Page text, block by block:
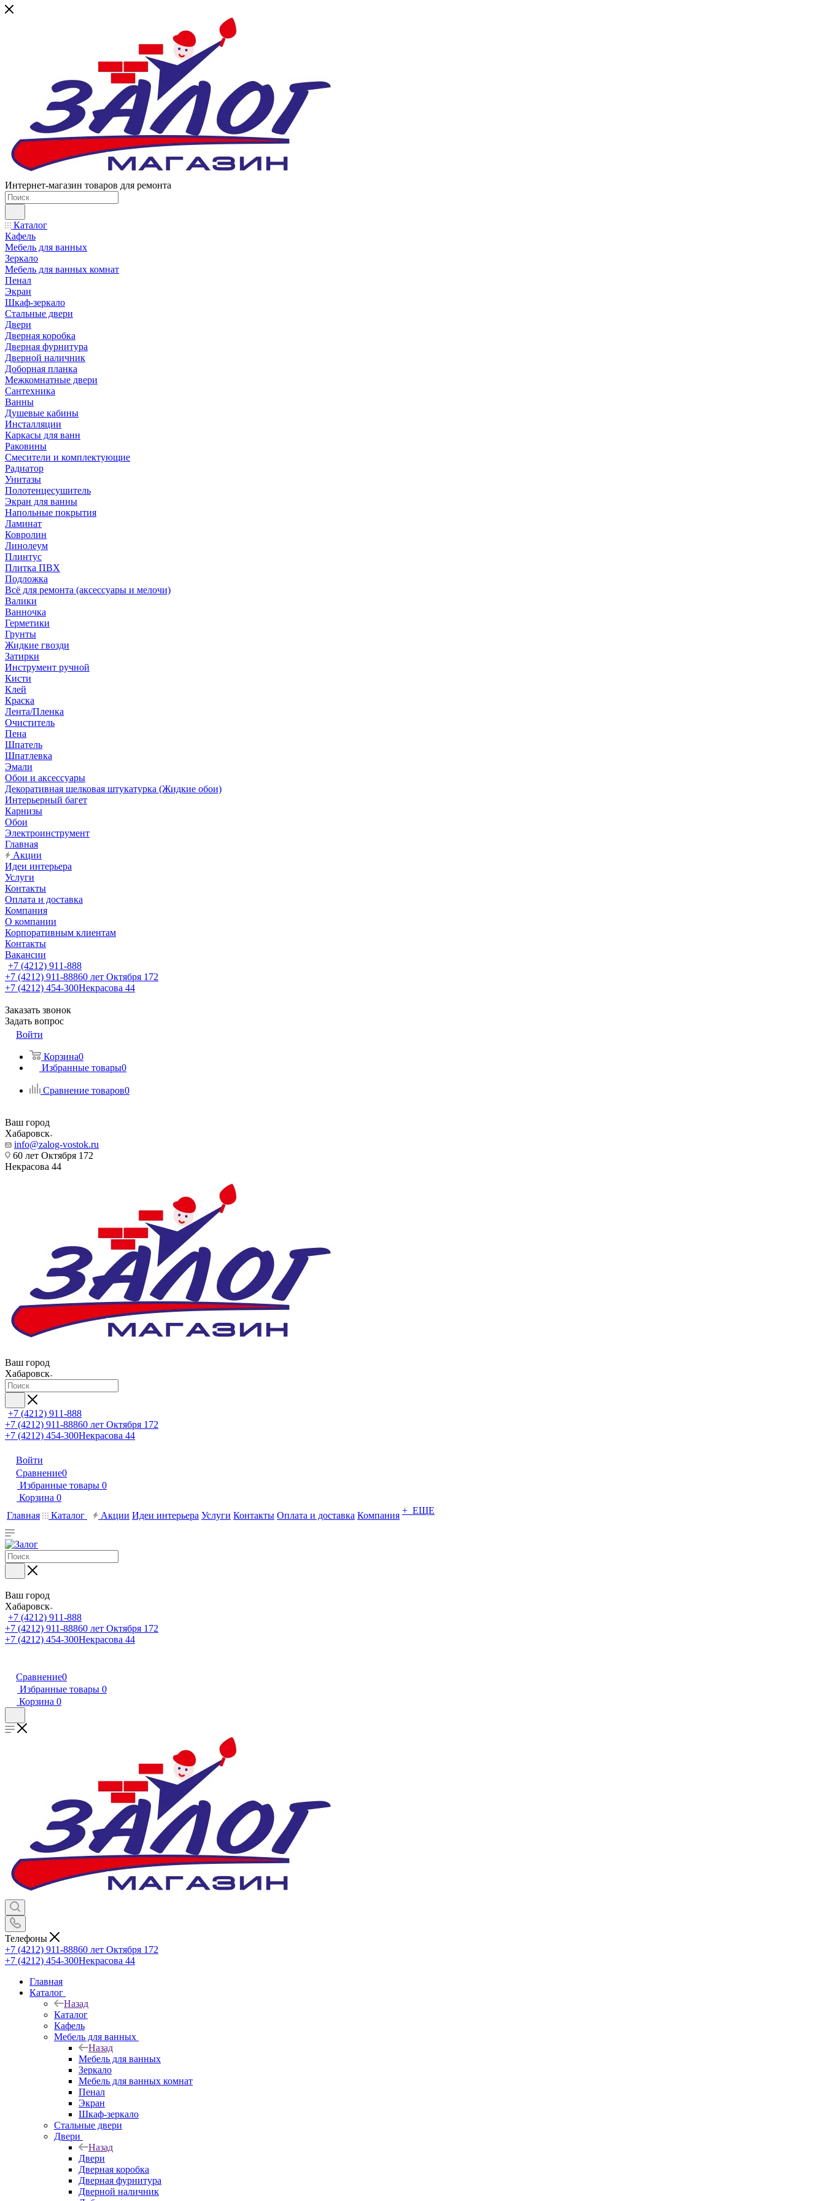
Интернет-магазин товаров для ремонта
Каталог
Кафель
Мебель для ванных
Зеркало
Мебель для ванных комнат
Пенал
Экран
Шкаф-зеркало
Стальные двери
Двери
Дверная коробка
Дверная фурнитура
Дверной наличник
Доборная планка
Межкомнатные двери
Сантехника
Ванны
Душевые кабины
Инсталляции
Каркасы для ванн
Раковины
Смесители и комплектующие
Радиатор
Унитазы
Полотенцесушитель
Экран для ванны
Напольные покрытия
Ламинат
Ковролин
Линолеум
Плинтус
Плитка ПВХ
Подложка
Всё для ремонта (аксессуары и мелочи)
Валики
Ванночка
Герметики
Грунты
Жидкие гвозди
Затирки
Инструмент ручной
Кисти
Клей
Краска
Лента/Пленка
Очиститель
Пена
Шпатель
Шпатлевка
Эмали
Обои и аксессуары
Декоративная шелковая штукатурка (Жидкие обои)
Интерьерный багет
Карнизы
Обои
Электроинструмент
Главная
Акции
Идеи интерьера
Услуги
Контакты
Оплата и доставка
Компания
О компании
Корпоративным клиентам
Контакты
Вакансии
+7 (4212) 911-888
+7 (4212) 911-88860 лет Октября 172
+7 (4212) 454-300Некрасова 44
Заказать звонок
Задать вопрос
Войти
Корзина0
Избранные товары0
Сравнение товаров0
Ваш город
Хабаровск
info@zalog-vostok.ru
60 лет Октября 172
Некрасова 44
Ваш город
Хабаровск
+7 (4212) 911-888
+7 (4212) 911-88860 лет Октября 172
+7 (4212) 454-300Некрасова 44
Войти
Сравнение0
Избранные товары 0
Корзина 0
Главная
Каталог Акции Идеи интерьера Услуги Контакты Оплата и доставка Компания + ЕЩЕ
Ваш город
Хабаровск
+7 (4212) 911-888
+7 (4212) 911-88860 лет Октября 172
+7 (4212) 454-300Некрасова 44
Сравнение0
Избранные товары 0
Корзина 0
Телефоны
+7 (4212) 911-88860 лет Октября 172
+7 (4212) 454-300Некрасова 44
Главная
Каталог
Назад
Каталог
Кафель
Мебель для ванных
Назад
Мебель для ванных
Зеркало
Мебель для ванных комнат
Пенал
Экран
Шкаф-зеркало
Стальные двери
Двери
Назад
Двери
Дверная коробка
Дверная фурнитура
Дверной наличник